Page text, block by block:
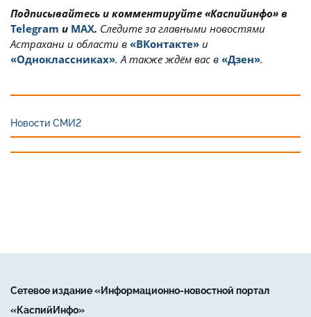
Подписывайтесь и комментируйте «Каспийинфо» в
Telegram и MAX. Cледите за главными новостями
Астрахани и области в «ВКонтакте» и
«Одноклассниках». А также ждём вас в «Дзен».
Новости СМИ2
Сетевое издание «Информационно-новостной портал
«КаспийИнфо»